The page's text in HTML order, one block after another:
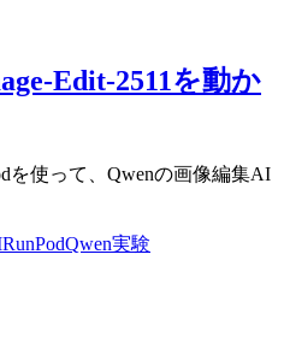
Edit-2511を動か
を使って、Qwenの画像編集AI
RunPodQwen実験